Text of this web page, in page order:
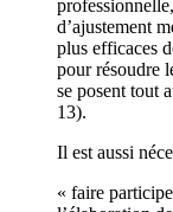
d’ajustement
plus efficaces
pour résoudre
se posent tout
13).
Il est aussi
« faire